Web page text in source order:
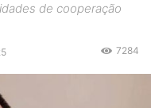
de cooperação
7284